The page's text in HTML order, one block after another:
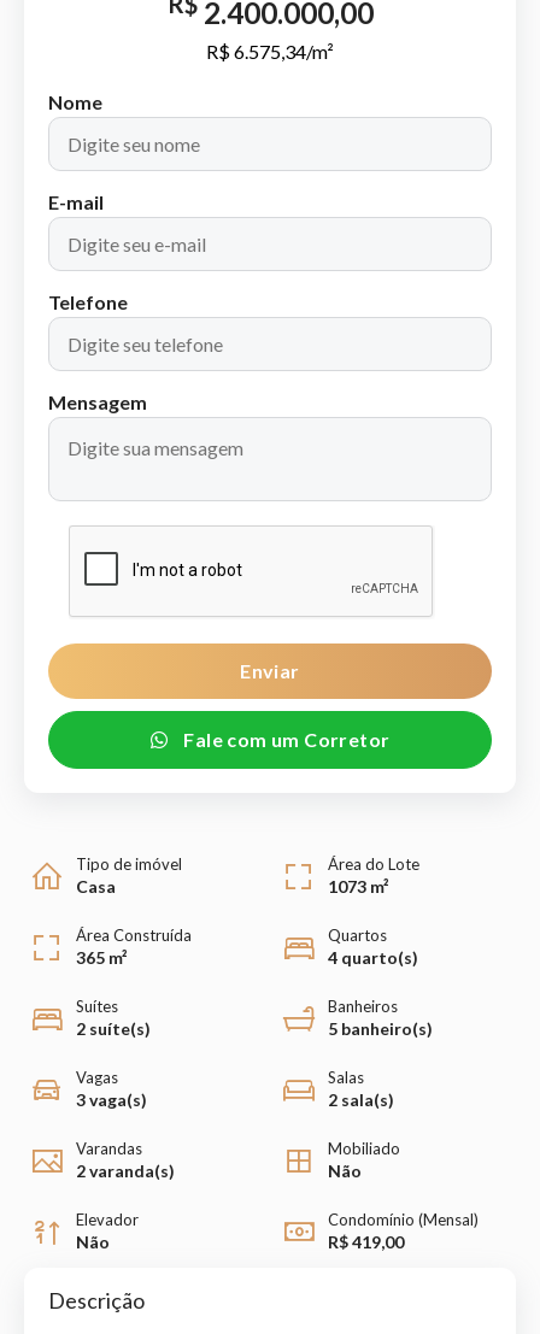
2.400.000,00
R$ 6.575,34/m²
Nome
E-mail
Telefone
Mensagem
Enviar
Fale com um Corretor
Tipo de imóvel
Casa
Área do Lote
1073 m²
Área Construída
365 m²
Quartos
4 quarto(s)
Suítes
2 suíte(s)
Banheiros
5 banheiro(s)
Vagas
3 vaga(s)
Salas
2 sala(s)
Varandas
2 varanda(s)
Mobiliado
Não
Elevador
Não
Condomínio (Mensal)
R$ 419,00
Descrição